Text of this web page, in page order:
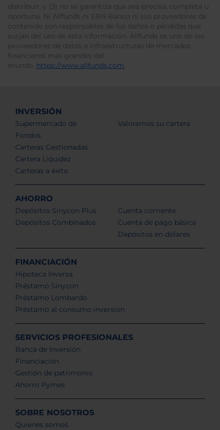
distribuir; y (3) no se garantiza que sea precisa, completa u
oportuna. Ni Allfunds ni EBN Banco ni sus proveedores de
contenido son responsables de los daños o pérdidas que
surjan del uso de esta información. Allfunds es uno de los
proveedores de datos e infraestructuras de mercados
financieros más grandes del
mundo. https://www.allfunds.com.
INVERSIÓN
Supermercado de
Fondos
Carteras Gestionadas
Cartera Liquidez
Carteras a éxito
Valoramos su cartera
AHORRO
Depósitos Sinycon Plus
Depósitos Combinados
Cuenta corriente
Cuenta de pago básica
Depósitos en dólares
FINANCIACIÓN
Hipoteca Inversa
Préstamo Sinycon
Préstamo Lombardo
Préstamo al consumo inversion
SERVICIOS PROFESIONALES
Banca de Inversión
Financiación
Gestión de patrimonio
Ahorro Pymes
SOBRE NOSOTROS
Quienes somos